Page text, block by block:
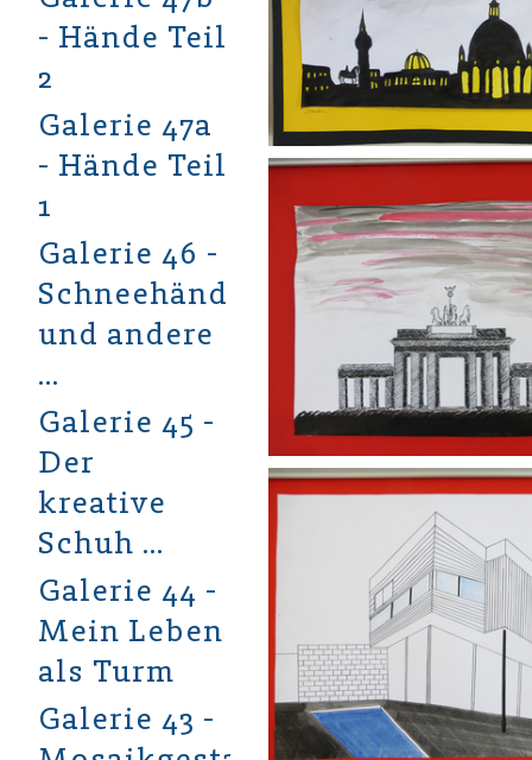
- Hände Teil
2
Galerie 47a
- Hände Teil
1
Galerie 46 -
Schneehände
und andere
…
Galerie 45 -
Der
kreative
Schuh …
Galerie 44 -
Mein Leben
als Turm
Galerie 43 -